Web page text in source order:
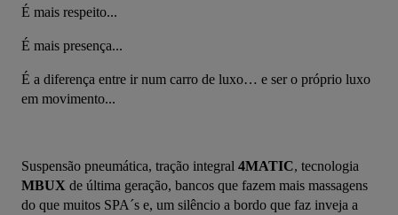
É mais respeito...
É mais presença...
É a diferença entre ir num carro de luxo… e ser o próprio luxo
em movimento...
Suspensão pneumática, tração integral 4MATIC
MBUX de última geração, bancos que fazem mais massagens
do que muitos SPA´s e, um silêncio a bordo que faz inveja a